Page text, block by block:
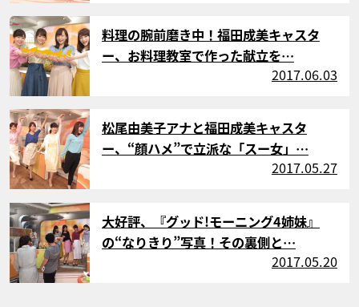
サムネイル
料理の腕前磨き中！福田成美キャスタ
ー、お料理教室で作った献立を…
2017.06.03
サムネイル
松尾由美子アナと福田成美キャスタ
ー、“顔ハメ”で立派な「スー女」…
2017.05.27
サムネイル
大好評、『グッド!モーニング4姉妹』
の“なりきり”写真！その裏側と…
2017.05.20